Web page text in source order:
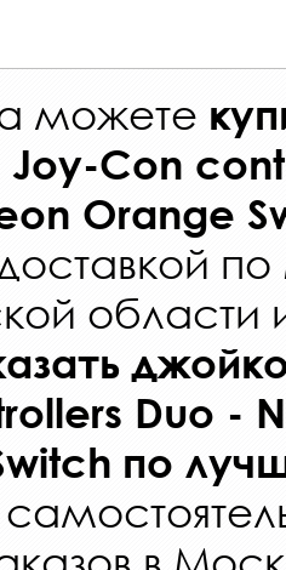
можете
Joy-Con
Orange
области
Duo -
по